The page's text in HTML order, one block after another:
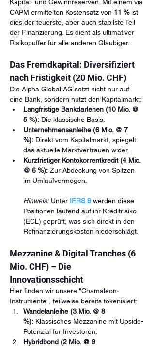
Kapital- und Gewinnreserven. Mit einem via
CAPM ermittelten Kostensatz von 11 % ist
dies der teuerste, aber auch stabilste Teil
der Finanzierung. Es dient als ultimativer
Risikopuffer für alle anderen Gläubiger.
Das Fremdkapital: Diversifiziert
nach Fristigkeit (20 Mio. CHF)
Die Alpha Global AG setzt nicht nur auf
eine Bank, sondern nutzt den Kapitalmarkt:
Langfristige Bankdarlehen (10 Mio. @
5 %): Die klassische Basis.
Unternehmensanleihe (6 Mio. @ 7
%): Direkt vom Kapitalmarkt, spiegelt
das aktuelle Marktvertrauen wider.
Kurzfristiger Kontokorrentkredit (4 Mio.
@ 6 %): Zur Abdeckung von Spitzen
im Umlaufvermögen.
Hinweis: Unter IFRS 9 werden diese
Positionen laufend auf ihr Kreditrisiko
(ECL) geprüft, was sich direkt in den
Refinanzierungskosten niederschlägt.
Mezzanine & Digital Tranches (6
Mio. CHF) – Die
Innovationsschicht
Hier finden wir unsere "Chamäleon-
Instrumente", teilweise bereits tokenisiert:
Wandelanleihe (3 Mio. @ 8
%): Klassisches Mezzanine mit Upside-
Potenzial für Investoren.
Hybridbond (2 Mio. @ 9